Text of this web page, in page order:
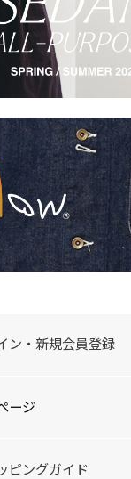
ン・新規会員登録
ージ
ピングガイド